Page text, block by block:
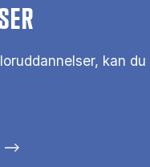
kan du